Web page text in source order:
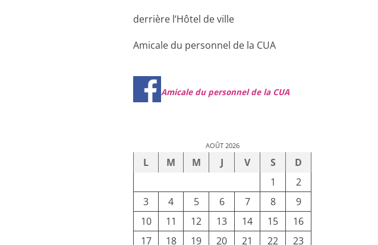
derrière l’Hôtel de ville
Amicale du personnel de la CUA
Amicale du personnel de la CUA
AOÛT 2026
L M M J V S
D
1
2
3
4 5 6 7 8
9
10
11 12 13 14 15
16
17
18 19 20 21 22 23